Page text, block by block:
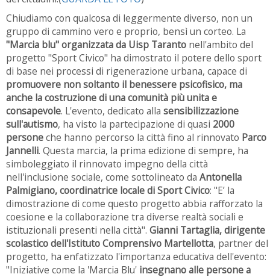
Chiudiamo con qualcosa di leggermente diverso, non un
gruppo di cammino vero e proprio, bensì un corteo. La
"Marcia blu" organizzata da Uisp Taranto nell'ambito del
progetto "Sport Civico" ha dimostrato il potere dello sport
di base nei processi di rigenerazione urbana, capace di
promuovere non soltanto il benessere psicofisico, ma
anche la costruzione di una comunità più unita e
consapevole. L'evento, dedicato alla sensibilizzazione
sull'autismo, ha visto la partecipazione di quasi 2000
personeche hanno percorso la città fino al rinnovato Parco
Jannelli. Questa marcia, la prima edizione di sempre, ha
simboleggiato il rinnovato impegno della città
nell'inclusione sociale, come sottolineato da Antonella
Palmigiano, coordinatrice locale di Sport Civico: "E’ la
dimostrazione di come questo progetto abbia rafforzato la
coesione e la collaborazione tra diverse realtà sociali e
istituzionali presenti nella città". Gianni Tartaglia, dirigente
scolastico dell'Istituto Comprensivo Martellotta, partner del
progetto, ha enfatizzato l'importanza educativa dell'evento:
"Iniziative come la 'Marcia Blu' insegnano alle persone a